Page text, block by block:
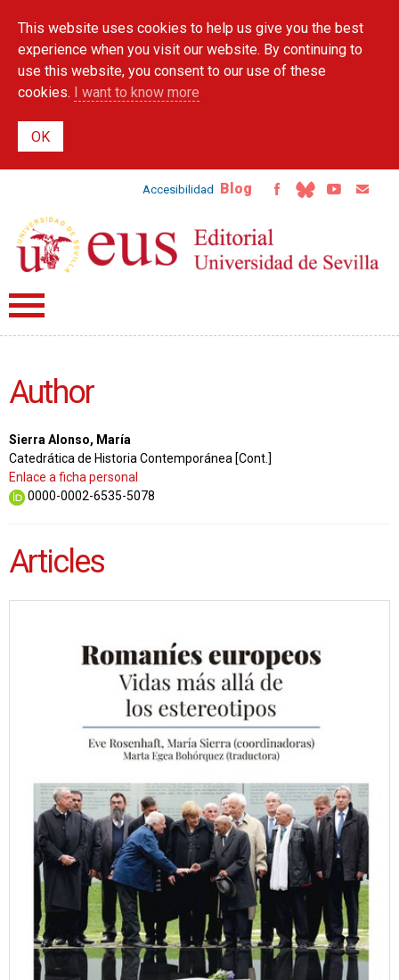
main
content
This website uses cookies to help us give you the best
experience when you visit our website. By continuing to
use this website, you consent to our use of these
cookies. I want to know more
Accesibilidad Blog
Author
Sierra Alonso, María
Catedrática de Historia Contemporánea [Cont.]
Enlace a ficha personal
0000-0002-6535-5078
Articles